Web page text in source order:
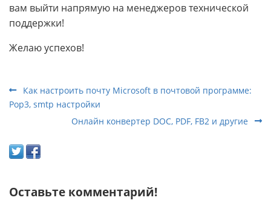
вам выйти напрямую на менеджеров технической
поддержки!
Желаю успехов!
Как настроить почту Microsoft в почтовой программе:
Pop3, smtp настройки
Онлайн конвертер DOC, PDF, FB2 и другие
Оставьте комментарий!